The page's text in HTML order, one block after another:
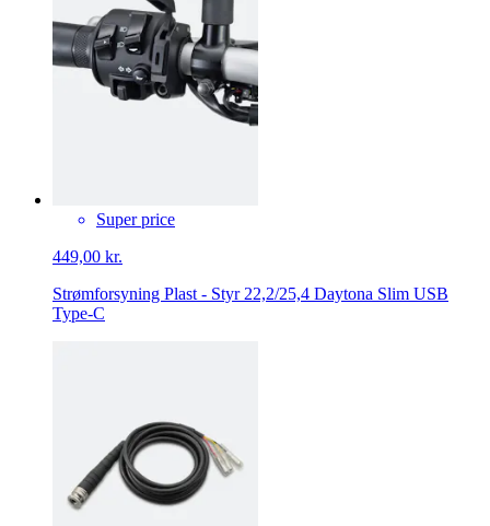
Super price
449,00 kr.
Strømforsyning Plast - Styr 22,2/25,4 Daytona Slim USB
Type-C